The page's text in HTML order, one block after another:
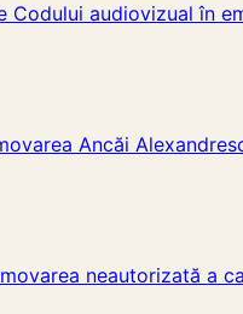
audiovizual în
Ancăi
neautorizată a